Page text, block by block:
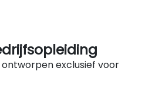
exclusief voor